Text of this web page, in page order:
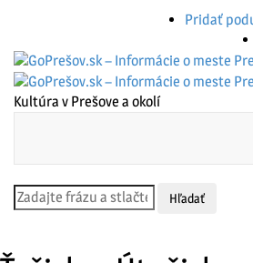
Pridať
Kultúra v Prešove a okolí